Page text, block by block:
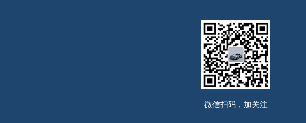
微信扫码，加关注